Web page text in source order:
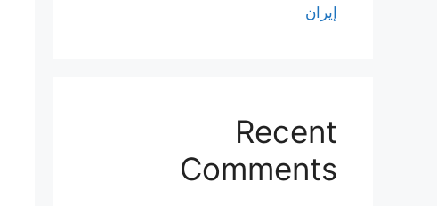
إيران
Recent
Comments